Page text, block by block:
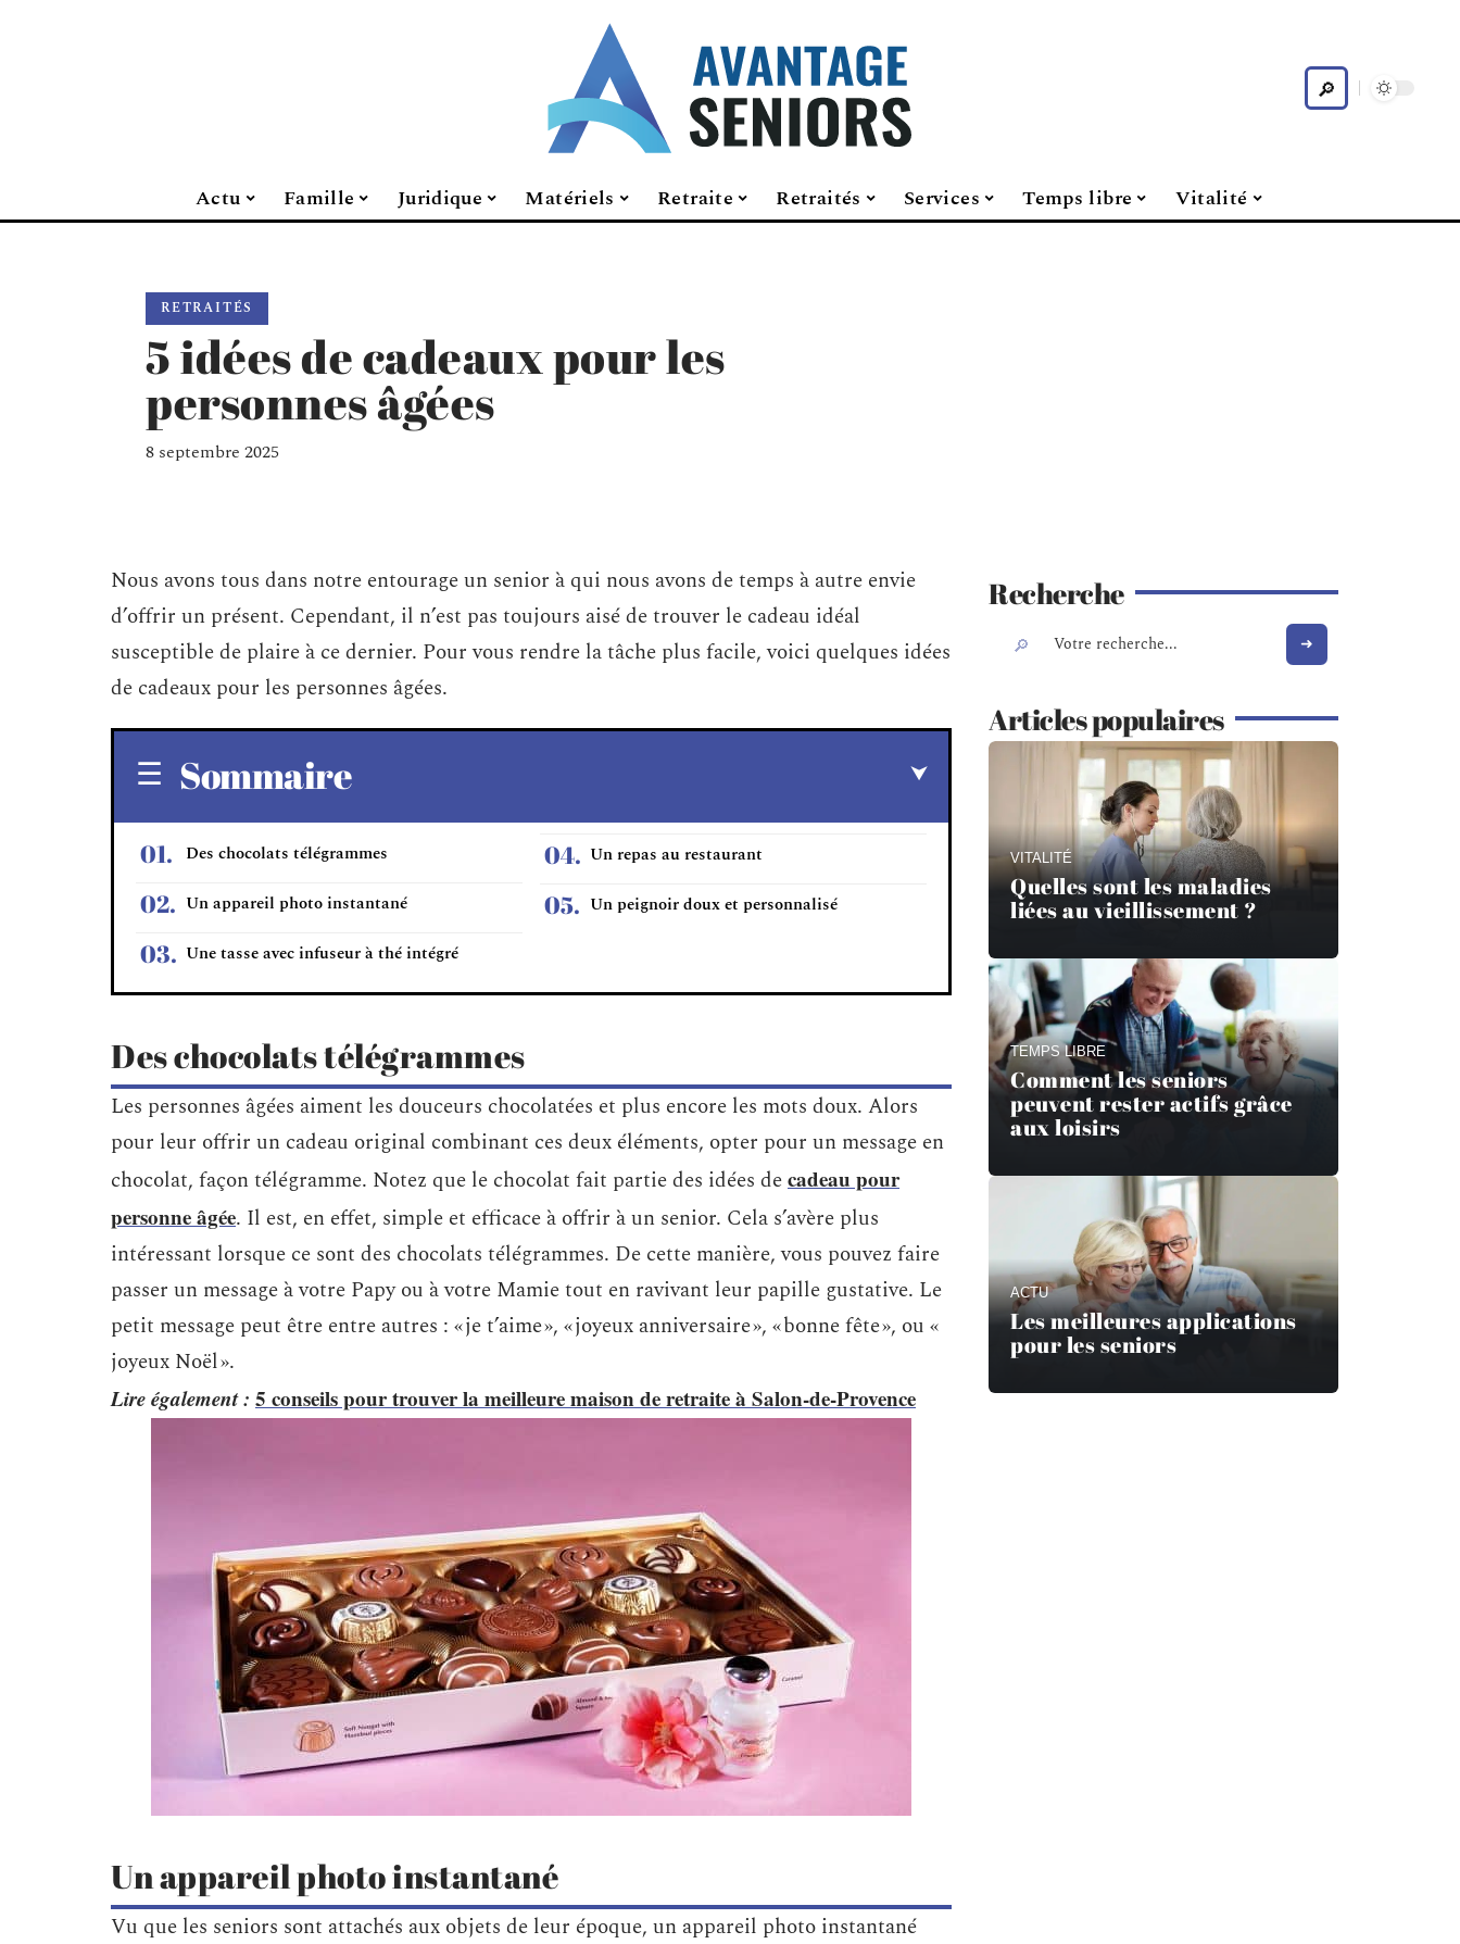
Actu Famille Juridique Matériels Retraite Retraités Services Temps libre Vitalité
RETRAITÉS
5 idées de cadeaux pour les
personnes âgées
8 septembre 2025
Nous avons tous dans notre entourage un senior à qui nous avons de temps à autre envie
d’offrir un présent. Cependant, il n’est pas toujours aisé de trouver le cadeau idéal
susceptible de plaire à ce dernier. Pour vous rendre la tâche plus facile, voici quelques idées
de cadeaux pour les personnes âgées.
Sommaire
Des chocolats télégrammes
Un appareil photo instantané
Une tasse avec infuseur à thé intégré
Un repas au restaurant
Un peignoir doux et personnalisé
Des chocolats télégrammes
Les personnes âgées aiment les douceurs chocolatées et plus encore les mots doux. Alors
pour leur offrir un cadeau original combinant ces deux éléments, opter pour un message en
chocolat, façon télégramme. Notez que le chocolat fait partie des idées decadeau pour
personne âgée. Il est, en effet, simple et efficace à offrir à un senior. Cela s’avère plus
intéressant lorsque ce sont des chocolats télégrammes. De cette manière, vous pouvez faire
passer un message à votre Papy ou à votre Mamie tout en ravivant leur papille gustative. Le
petit message peut être entre autres : « je t’aime », « joyeux anniversaire », « bonne fête », ou «
joyeux Noël ».
Lire également : 5 conseils pour trouver la meilleure maison de retraite à Salon-de-Provence
Un appareil photo instantané
Vu que les seniors sont attachés aux objets de leur époque, un appareil photo instantané
Recherche
Articles populaires
VITALITÉ
Quelles sont les maladies
liées au vieillissement ?
TEMPS LIBRE
Comment les seniors
peuvent rester actifs grâce
aux loisirs
ACTU
Les meilleures applications
pour les seniors